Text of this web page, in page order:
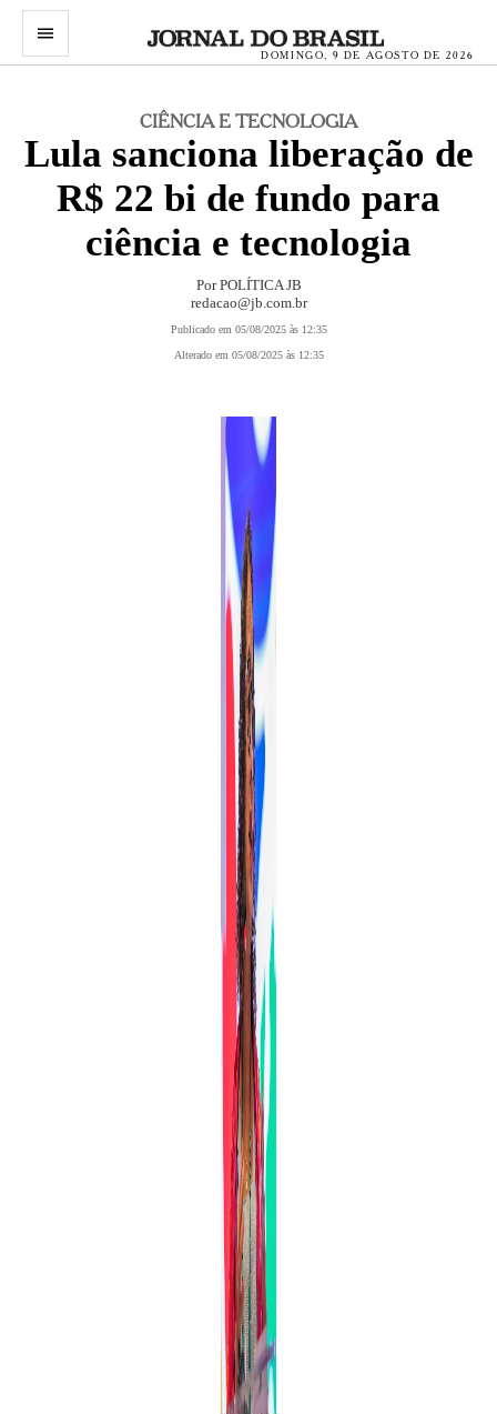
menu
DOMINGO, 9 DE AGOSTO DE 2026
CIÊNCIA E TECNOLOGIA
Lula sanciona liberação de
R$ 22 bi de fundo para
ciência e tecnologia
Por POLÍTICA JB
redacao@jb.com.br
Publicado em 05/08/2025 às 12:35
Alterado em 05/08/2025 às 12:35